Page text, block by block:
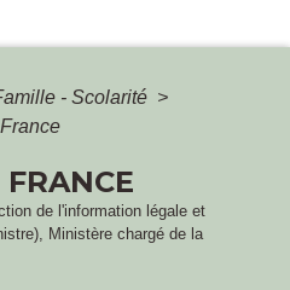
- Scolarité >
de l'information légale et
Ministère chargé de la